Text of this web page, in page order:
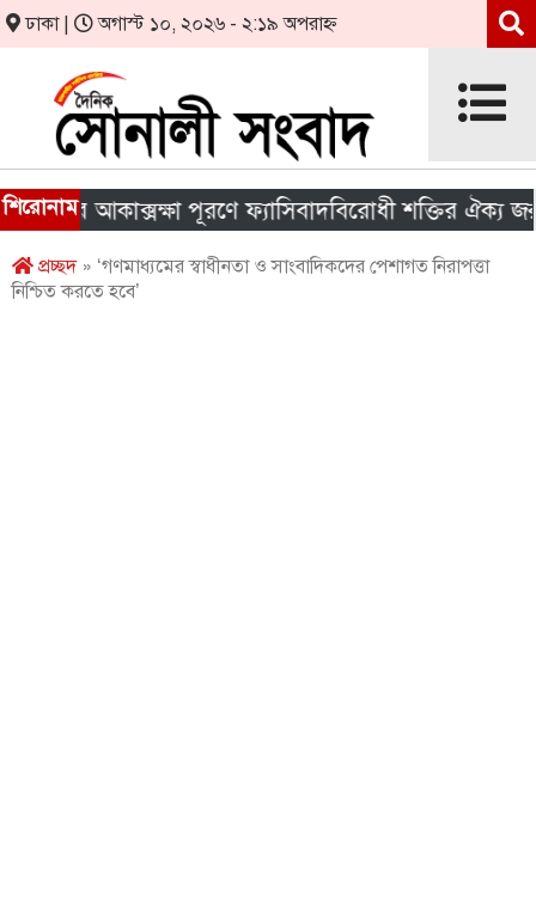
ঢাকা | অগাস্ট ১০, ২০২৬ - ২:১৯ অপরাহ্ন
শিরোনাম
আকাক্সক্ষা পূরণে ফ্যাসিবাদবিরোধী শক্তির ঐক্য জরুরি
প্রচ্ছদ» ‘গণমাধ্যমের স্বাধীনতা ও সাংবাদিকদের পেশাগত নিরাপত্তা
নিশ্চিত করতে হবে’